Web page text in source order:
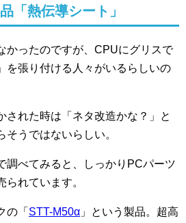
「熱伝導シート」
かったのですが、CPUにグリスで
を張り付ける人々がいるらしいの
された時は「ネタ改造かな？」と
うではないらしい。
調べてみると、しっかりPCパーツ
られています。
の「 STT-M50α 」という製品。超高